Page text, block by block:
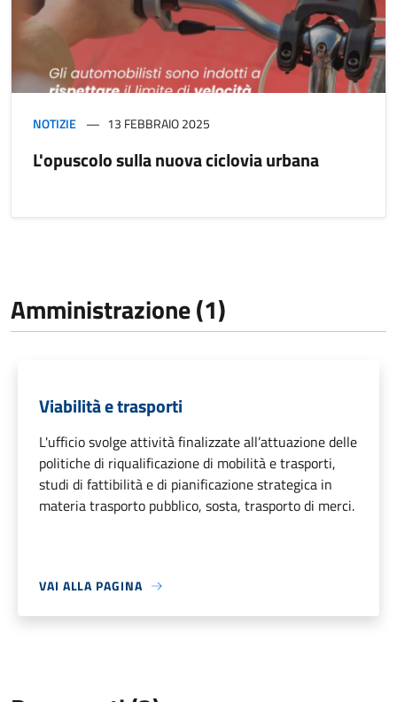
NOTIZIE 13 FEBBRAIO 2025
L'opuscolo sulla nuova ciclovia urbana
Amministrazione (1)
Viabilità e trasporti
L'ufficio svolge attività finalizzate all’attuazione delle
politiche di riqualificazione di mobilità e trasporti,
studi di fattibilità e di pianificazione strategica in
materia trasporto pubblico, sosta, trasporto di merci.
VAI ALLA PAGINA